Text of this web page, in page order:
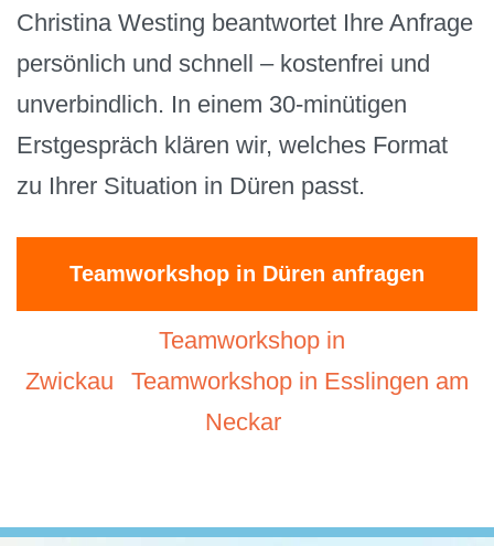
Christina Westing beantwortet Ihre Anfrage
persönlich und schnell – kostenfrei und
unverbindlich. In einem 30-minütigen
Erstgespräch klären wir, welches Format
zu Ihrer Situation in Düren passt.
Teamworkshop in Düren anfragen
Teamworkshop in
Zwickau
Teamworkshop in Esslingen am
Neckar